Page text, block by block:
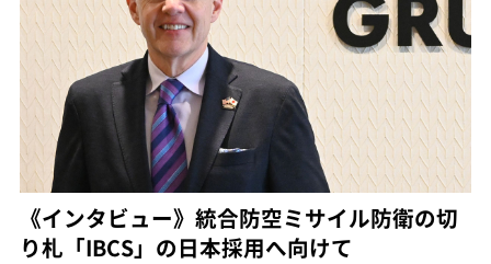
《インタビュー》統合防空ミサイル防衛の切
り札「IBCS」の日本採用へ向けて